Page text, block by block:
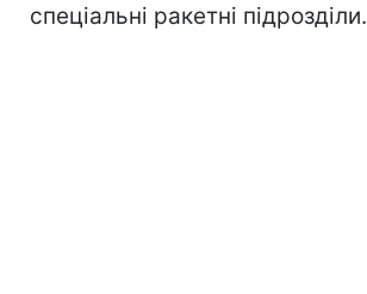
спеціальні ракетні підрозділи.